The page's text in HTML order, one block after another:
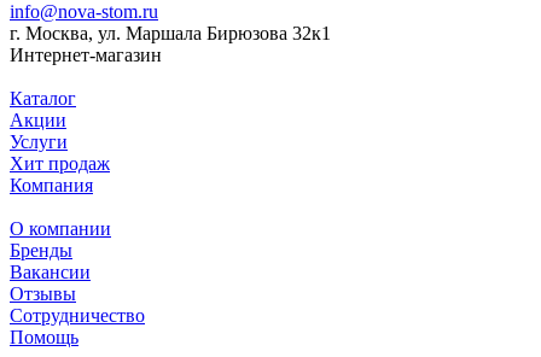
info@nova-stom.ru
г. Москва, ул. Маршала Бирюзова 32к1
Интернет-магазин
Каталог
Акции
Услуги
Хит продаж
Компания
О компании
Бренды
Вакансии
Отзывы
Сотрудничество
Помощь